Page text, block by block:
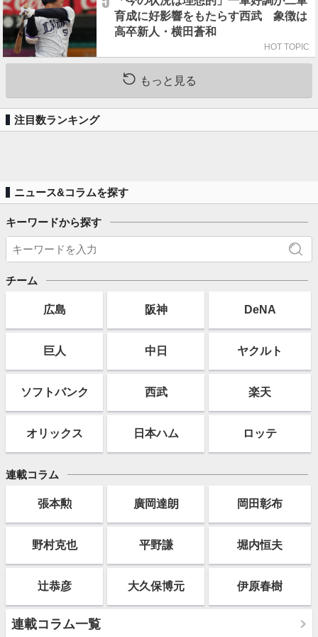
育成に好影響をもたらす西武 象徴は
高卒新人・横田蒼和
HOT TOPIC
もっと見る
注目数ランキング
ニュース&コラムを探す
キーワードから探す
チーム
広島 阪神 DeNA
巨人 中日 ヤクルト
ソフトバンク 西武 楽天
オリックス 日本ハム ロッテ
連載コラム
張本勲 廣岡達朗 岡田彰布
野村克也 平野謙 堀内恒夫
辻恭彦 大久保博元 伊原春樹
連載コラム一覧